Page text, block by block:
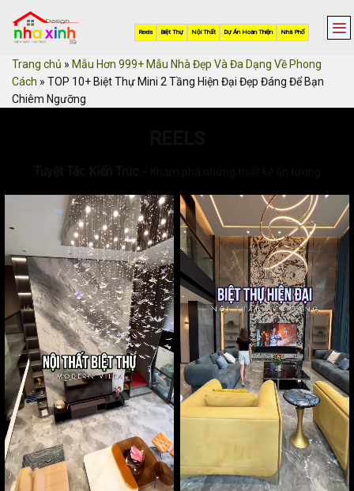
content
Trang chủ » Mẫu Hơn 999+ Mẫu Nhà Đẹp Và Đa Dạng Về Phong
Cách » TOP 10+ Biệt Thự Mini 2 Tầng Hiện Đại Đẹp Đáng Để Bạn
Chiêm Ngưỡng
Nhà Phố
Dự Án Hoàn Thiện
Nội Thất
Biệt Thự
Reels